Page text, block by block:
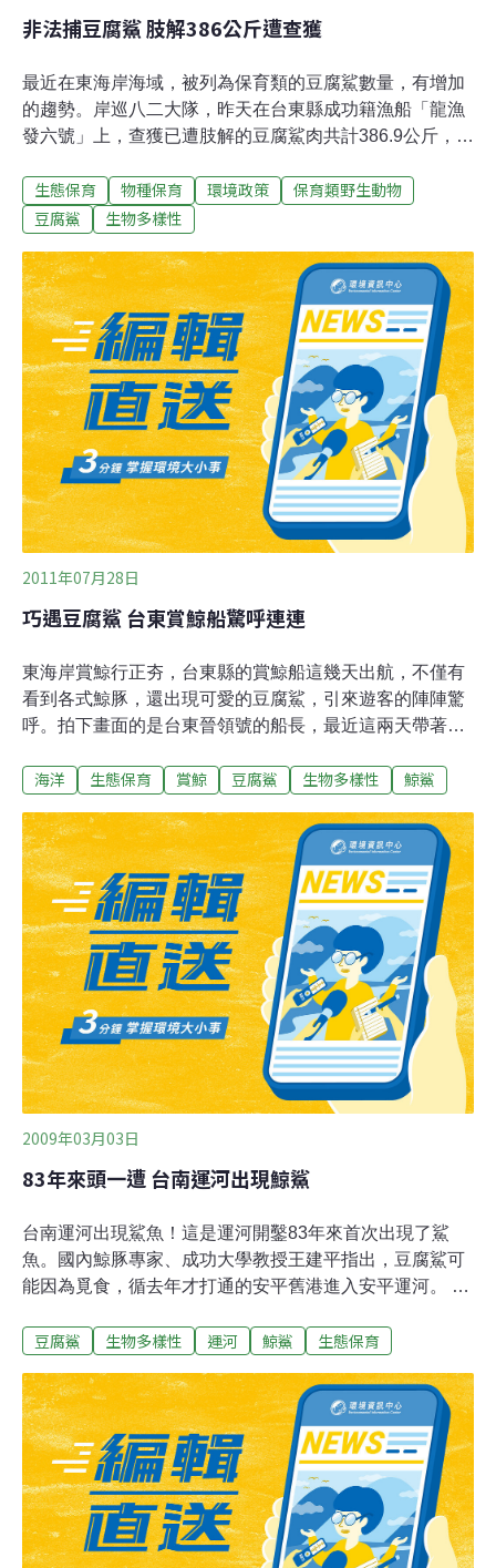
非法捕豆腐鯊 肢解386公斤遭查獲
最近在東海岸海域，被列為保育類的豆腐鯊數量，有增加
的趨勢。岸巡八二大隊，昨天在台東縣成功籍漁船「龍漁
發六號」上，查獲已遭肢解的豆腐鯊肉共計386.9公斤，全
午接獲報案，指稱成功籍「龍漁發六號」船上載有私宰的
豆腐鯊，漁船於下午1點40分進入新港漁港安檢所時，岸
經水產試驗所人員鑑定，證實為保育類的豆腐鯊。豆腐鯊
被肢解成26塊，總計386.9公斤，陳姓船主辯稱，是在海
上撿到已死亡的豆腐鯊，撈上船後才加以肢解，不過仍依
野生動物保育法移送。豆腐鯊又為鯨鯊，過去因頻遭獵捕
而數量銳減，列入保育後，數量有增加的趨勢，但是因為
肉質滑嫩，在市場上仍頗受青睞，所以還是會有漁民鋌而
走險、違法捕捉，據了解，目前收購豆腐鯊肉，價格約每
公斤2百元左右。
生態保育 物種保育 環境政策
保育類野生動物
豆腐鯊
生物多樣性
2011年07月28日
巧遇豆腐鯊 台東賞鯨船驚呼連連
東海岸賞鯨行正夯，台東縣的賞鯨船這幾天出航，不僅有
看到各式鯨豚，還出現可愛的豆腐鯊，引來遊客的陣陣驚
呼。拍下畫面的是台東晉領號的船長，最近這兩天帶著遊
大魚，身上還帶著白色斑點的小豆腐鯊，在海洋中，扮演
所有鯊魚類中最溫馴的一種，缺乏天賦的攻擊性，甚至還
會俏皮的在小船邊游來游去。賞鯨號導覽人員：「牠的個
性很溫和。」原本只是想賞鯨，沒想到卻連豆腐鯊都一起
看到了，也讓當天在船上的遊客，大呼好過癮，真的是不
虛此行。
海洋 生態保育 賞鯨 豆腐鯊 生物多樣性 鯨鯊
2009年03月03日
83年來頭一遭 台南運河出現鯨鯊
台南運河出現鯊魚！這是運河開鑿83年來首次出現了鯊
魚。國內鯨豚專家、成功大學教授王建平指出，豆腐鯊可
能因為覓食，循去年才打通的安平舊港進入安平運河。 這
河，可能因為對地形不熟悉，鯊魚在水中載浮載沉，消防
抄，將牠驅離出港。但鯊魚見到船隻靠近，立即下潛，等
到船隻離去後才又浮出水面，與隊員們大玩捉迷藏。 後來
有漁民建議以漁網來捕撈，此舉果然奏效，下午2時許，
豆腐鯊果然在安億橋下被漁網捕捉到，隨即在義消及漁民
護送下送到外海野放。 成大教授王建平說，豆腐鯊是海中
生物，習慣海水環境，台南運河河口一帶是海、淡水交
雜，越往上游，海水成分越低，幸好下午2時許豆腐鯊已
豆腐鯊 生物多樣性 運河 鯨鯊 生態保育